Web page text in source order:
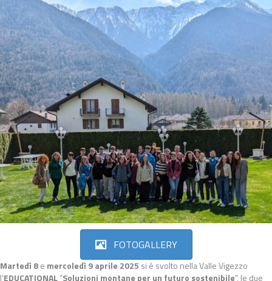
FOTOGALLERY
Martedì 8e mercoledì 9 aprile 2025 si è svolto nella Valle Vigezzo
l’EDUCATIONAL“Soluzioni montane per un futuro sostenibile”, le due